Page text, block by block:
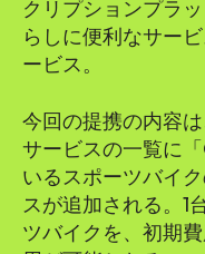
クリプションプラ
らしに便利なサー
ービス。
今回の提携の内容
サービスの一覧に
いるスポーツバイ
スが追加される。1
ツバイクを、初期